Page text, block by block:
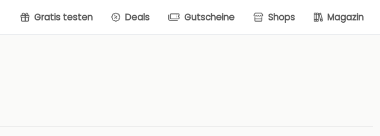
Gratis testen Deals Gutscheine Shops Magazin